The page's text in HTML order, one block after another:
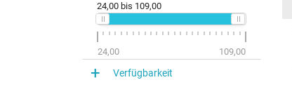
24,00 bis 109,00
24,00 109,00
Verfügbarkeit